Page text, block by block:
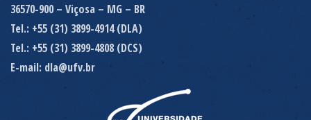
36570-900 – Viçosa – MG – BR
Tel.: +55 (31) 3899-4914 (DLA)
Tel.: +55 (31) 3899-4808 (DCS)
E-mail: dla@ufv.br